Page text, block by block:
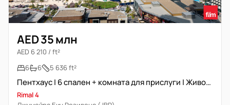
AED 35 млн
AED 6 210 / ft²
6
6 5 636 ft²
Пентхаус | 6 спален + комната для прислуги | Живописный вид
Rimal 4